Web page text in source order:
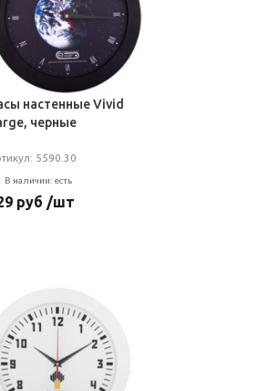
настенные Vivid
черные
5590.30
В наличии: есть
руб /шт